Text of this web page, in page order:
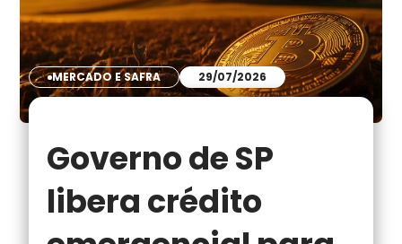
MERCADO E SAFRA 29/07/2026
Governo de SP
libera crédito